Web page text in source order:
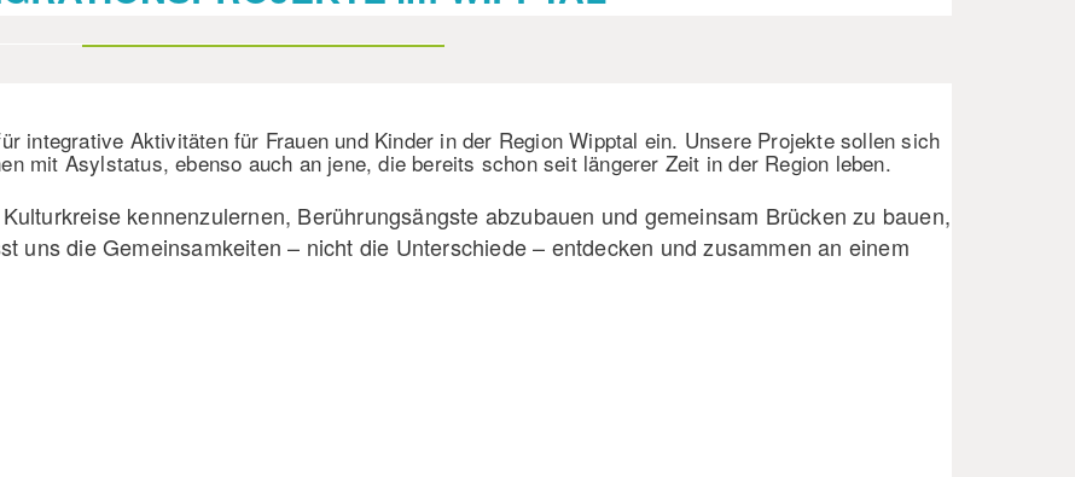
integrative Aktivitäten für Frauen und Kinder in der Region Wipptal ein. Unsere Projekte sollen sich
mit Asylstatus, ebenso auch an jene, die bereits schon seit längerer Zeit in der Region leben.
kennenzulernen, Berührungsängste abzubauen und gemeinsam Brücken zu bauen,
uns die Gemeinsamkeiten – nicht die Unterschiede – entdecken und zusammen an einem